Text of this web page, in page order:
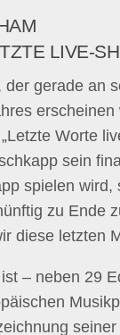
LIVE-
der gerade an
Worte
sein
spielen wird,
zu Ende
diese letzten
– neben 29